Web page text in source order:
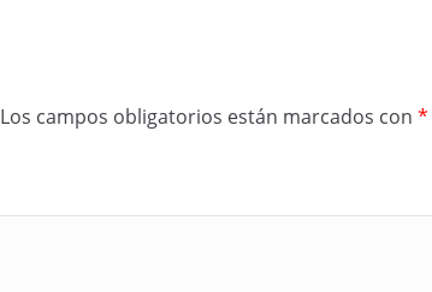
Los campos obligatorios están marcados con *